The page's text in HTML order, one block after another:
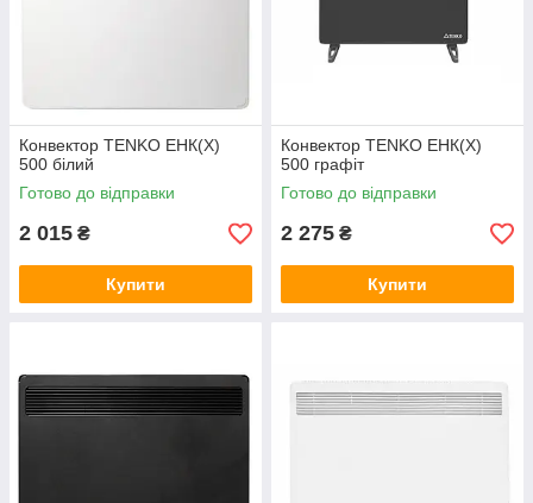
Конвектор TENKO ЕНК(Х)
500 білий
Готово до відправки
2 015 ₴
Купити
Конвектор TENKO ЕНК(Х)
500 графіт
Готово до відправки
2 275 ₴
Купити